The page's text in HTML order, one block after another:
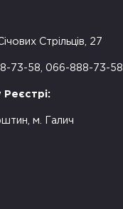
Стрільців, 27
73-58, 066-888-73-58
Реєстрі:
м. Галич